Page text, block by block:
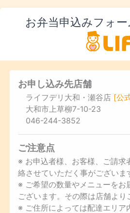
お弁当申込みフォー
お申し込み先店舗
ライフデリ大和・瀬谷店 [公
大和市上草柳7-10-23
046-244-3852
ご注意点
※ お申込者様、お客様、ご請求
絡させていただく事がございま
※ ご希望の数量やメニューをお
ございます。その際は店舗より
※ ご住所によっては配達エリア